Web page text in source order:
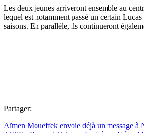
Les deux jeunes arriveront ensemble au
lequel est notamment passé un certain
saisons. En parallèle, ils continueront
Partager:
Aïmen Moueffek envoie déjà un message à